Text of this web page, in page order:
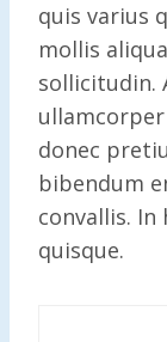
quis varius
mollis
sollicitudin.
ullamcorper
donec
bibendum
convallis.
quisque.